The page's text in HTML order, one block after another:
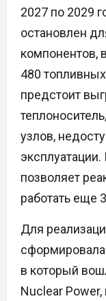
2027 по 2029
остановлен
компонентов,
480
предстоит
узлов,
позволяет
работать еще
Для
в который
Nuclear Power,